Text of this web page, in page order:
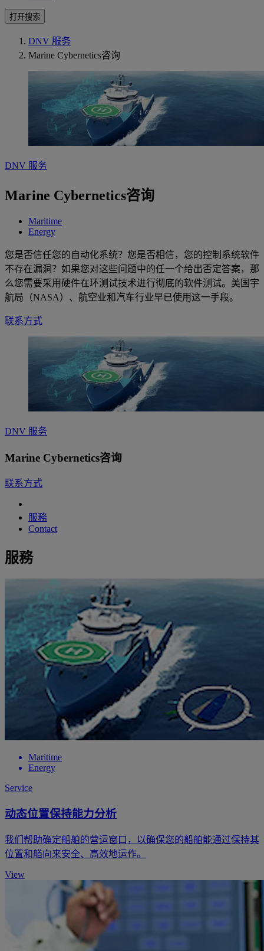
打开搜索
DNV 服务
Marine Cybernetics咨询
DNV 服务
Marine Cybernetics咨询
Maritime
Energy
您是否信任您的自动化系统？您是否相信，您的控制系统软件
不存在漏洞？如果您对这些问题中的任一个给出否定答案，那
么您需要采用硬件在环测试技术进行彻底的软件测试。美国宇
航局（NASA）、航空业和汽车行业早已使用这一手段。
联系方式
DNV 服务
Marine Cybernetics咨询
联系方式
服務
Contact
服務
Maritime
Energy
Service
动态位置保持能力分析
我们帮助确定船舶的营运窗口，以确保您的船舶能通过保持其
位置和艏向来安全、高效地运作。
View